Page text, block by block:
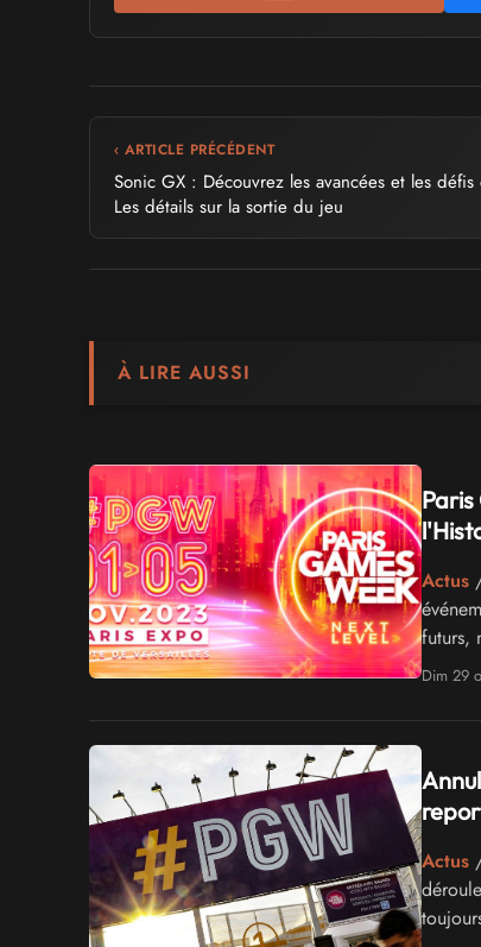
‹ ARTICLE PRÉCÉDENT
Sonic GX : Découvrez les avancées et les
Les détails sur la sortie du jeu
À LIRE AUSSI
Actus/
futurs,
Dim 29
Actus/